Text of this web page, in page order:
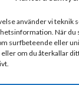
använder vi teknik
När
surfbeteende eller
om du återkallar
sida skall ses som
stämmer och/eller